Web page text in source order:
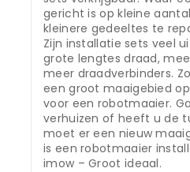
gericht is op kleine
kleinere gedeeltes te
Zijn installatie sets veel
grote lengtes draad,
meer draadverbinders.
een groot maaigebied
voor een robotmaaier.
verhuizen of heeft u de
moet er een nieuw
is een robotmaaier
imow – Groot ideaal.